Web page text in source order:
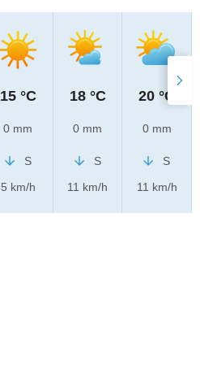
15 °C
0 mm
S
5 km/h
18 °C
0 mm
S
11 km/h
20 °C
0 mm
S
11 km/h